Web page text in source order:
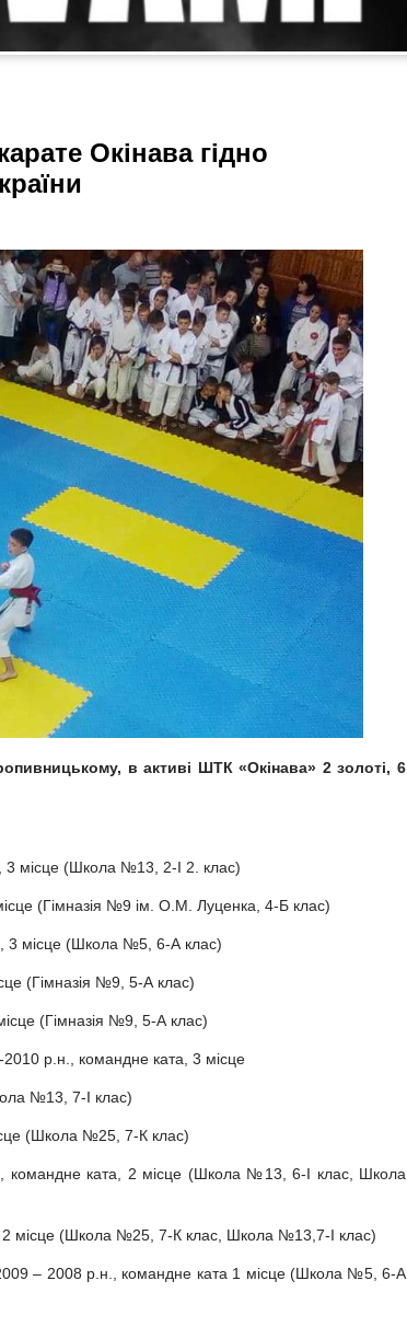
Окінава гідно
в активі ШТК «Окінава» 2 золоті, 6
3 місце (Школа №13, 2-І 2. клас)
(Гімназія №9 iм. О.М. Луценка, 4-Б клас)
3 місце (Школа №5, 6-А клас)
(Гімназія №9, 5-А клас)
(Гімназія №9, 5-А клас)
р.н., командне ката, 3 місце
№13, 7-І клас)
(Школа №25, 7-К клас)
командне ката, 2 місце (Школа №13, 6-І клас, Школа
2 місце (Школа №25, 7-К клас, Школа №13,7-І клас)
– 2008 р.н., командне ката 1 місце (Школа №5, 6-А